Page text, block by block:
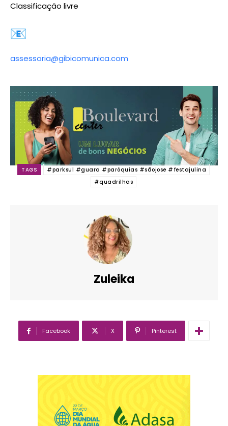
Classificação livre
assessoria@gibicomunica.com
TAGS
#parksul #guara #paróquias #sãojose #festajulina
#quadrilhas
Zuleika
Facebook X Pinterest